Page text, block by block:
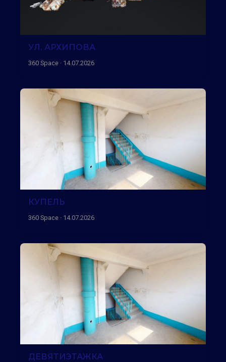
УЛ. АРХИПОВА
360 Space · 14.07.2026
КУПЕЛЬ
360 Space · 14.07.2026
ДЕВЯТИЭТАЖКА